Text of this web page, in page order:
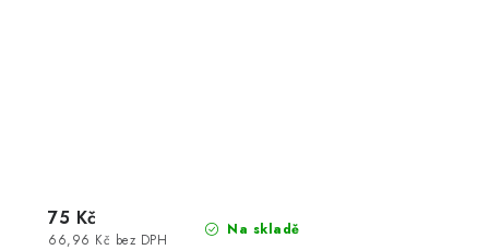
Na skladě
66,96 Kč bez DPH
75 Kč